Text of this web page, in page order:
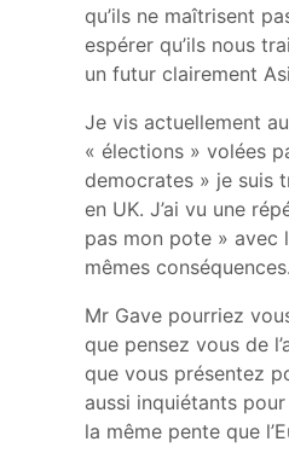
qu’ils ne maîtrisent
espérer qu’ils nous
un futur clairement
Je vis actuellement
« élections » volées
democrates » je suis
en UK. J’ai vu une
pas mon pote » avec
mêmes
Mr Gave pourriez
que pensez vous de
que vous présentez
aussi inquiétants
la même pente que